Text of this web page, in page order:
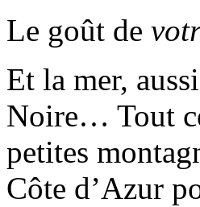
Le goût de
Et la mer,
Noire… Tout
petites
Côte d’Azur